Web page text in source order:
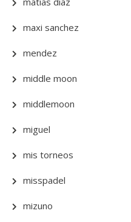
maxi sanchez
mendez
middle moon
middlemoon
miguel
mis torneos
misspadel
mizuno